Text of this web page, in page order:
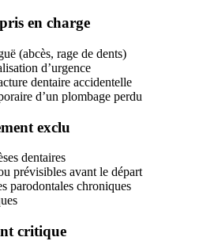
en charge
(abcès, rage de dents)
d’urgence
dentaire accidentelle
d’un plombage perdu
exclu
dentaires
prévisibles avant le départ
parodontales chroniques
critique